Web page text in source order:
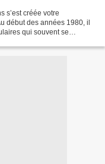
s’est créée votre
début des années 1980, il
qui souvent se